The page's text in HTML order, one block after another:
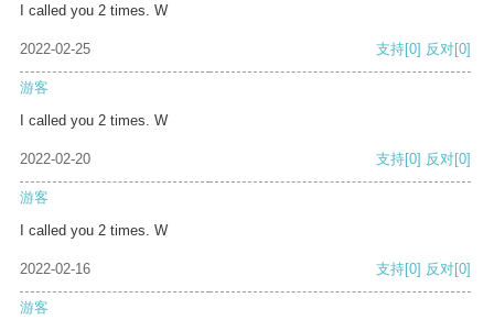
I called you 2 times. W
2022-02-25 支持[0] 反对[0]
游客
I called you 2 times. W
2022-02-20 支持[0] 反对[0]
游客
I called you 2 times. W
2022-02-16 支持[0] 反对[0]
游客